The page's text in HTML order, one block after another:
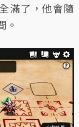
滿了，他會隨
。